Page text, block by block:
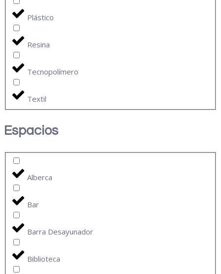
Plástico
Resina
Tecnopolímero
Textil
Espacios
Alberca
Bar
Barra Desayunador
Biblioteca